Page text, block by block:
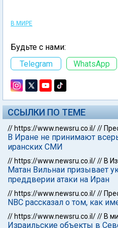
В МИРЕ
Будьте с нами:
Telegram
WhatsApp
ССЫЛКИ ПО ТЕМЕ
// https://www.newsru.co.il///
В Иране не принимают
иранских СМИ
// https://www.newsru.co.il/// В
Матан Вильнаи призывает
преддверии атаки на Иран
// https://www.newsru.co.il///
NBC рассказал о том, как
// https://www.newsru.co.il/// В
Израильские объекты в